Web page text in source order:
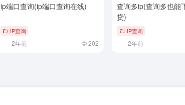
ip端口查询(ip端口查询在线)
IP查询
2年前 202
查询多ip(查询多也能
贷)
IP查询
2年前